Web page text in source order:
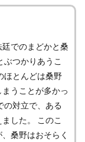
でのまどかと桑
つかりあうこ
ほとんどは桑野
うことが多かっ
の対立で、ある
した。 このこ
桑野はおそらく